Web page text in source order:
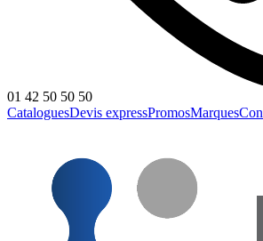
01 42 50 50 50
CataloguesDevis expressPromosMarques